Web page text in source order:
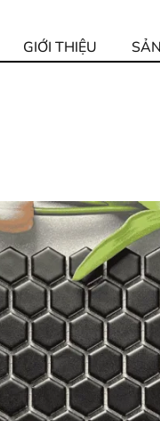
GIỚI THIỆU